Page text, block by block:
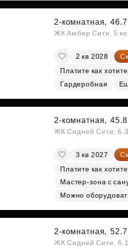
2-комнатная,
ЖК Амбер Сити, 5
2 кв 2028
Платите как хотите
Гардеробная
2-комнатная,
ЖК Сидней Сити,
3 кв 2027
Платите как хотите
Мастер-зона с
Можно
2-комнатная,
ЖК Сидней Сити,